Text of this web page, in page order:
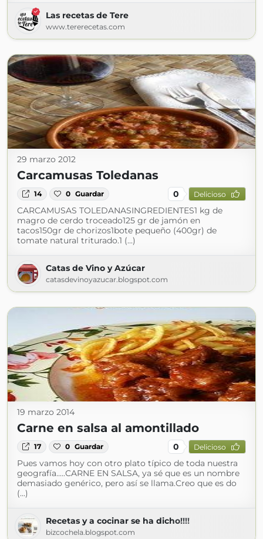
Las recetas de Tere
www.tererecetas.com
29 marzo 2012
Carcamusas Toledanas
14 0 Guardar 0 Delicioso
CARCAMUSAS TOLEDANASINGREDIENTES1 kg de
magro de cerdo troceado125 gr de jamón en
tacos150gr de chorizos1bote pequeño (400gr) de
tomate natural triturado.1 (...)
Catas de Vino y Azúcar
catasdevinoyazucar.blogspot.com
19 marzo 2014
Carne en salsa al amontillado
17 0 Guardar 0 Delicioso
Pues vamos hoy con otro plato típico de toda nuestra
geografía.....CARNE EN SALSA, ya sé que es un nombre
demasiado genérico, pero así se llama.Creo que es do
(...)
Recetas y a cocinar se ha dicho!!!!
bizcochela.blogspot.com